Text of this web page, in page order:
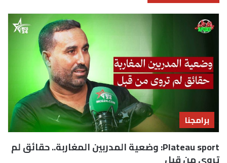
برامجنا
Plateau sport: وضعية المدربين المغاربة.. حقائق لم
تروى من قبل